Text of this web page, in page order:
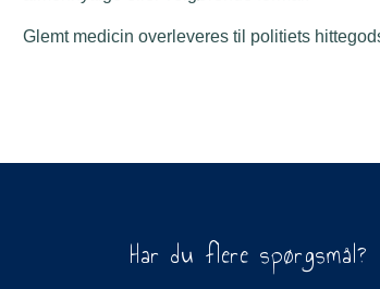
Glemt medicin overleveres til politiets
Har du flere spørgsmål?